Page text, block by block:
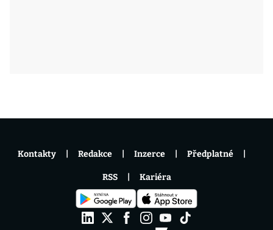
Kontakty Redakce Inzerce Předplatné
RSS Kariéra